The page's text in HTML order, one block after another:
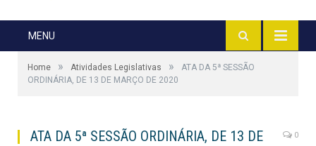
MENU
Home » Atividades Legislativas »
ATA DA 5ª SESSÃO
ORDINÁRIA, DE 13 DE MARÇO DE 2020
ATA DA 5ª SESSÃO ORDINÁRIA, DE 13 DE
0